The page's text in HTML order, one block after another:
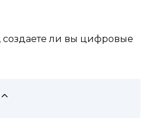
создаете ли вы цифровые